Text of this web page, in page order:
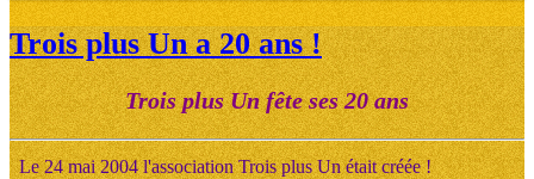
Trois plus Un a 20 ans !
Trois plus Un fête ses 20 ans
Le 24 mai 2004 l'association Trois plus Un était créée !